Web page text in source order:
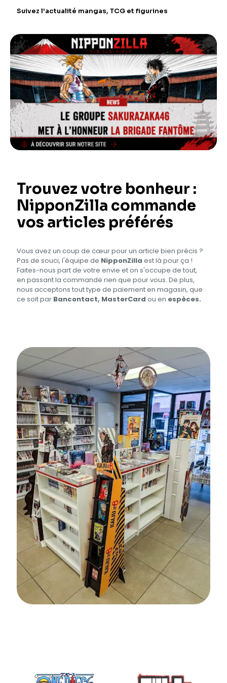
Suivez l'actualité mangas, TCG et figurines
Trouvez votre bonheur :
NipponZilla commande
vos articles préférés
Vous avez un coup de cœur pour un article bien précis ?
Pas de souci, l'équipe de NipponZilla est là pour ça !
Faites-nous part de votre envie et on s'occupe de tout,
en passant la commande rien que pour vous. De plus,
nous acceptons tout type de paiement en magasin, que
ce soit par Bancontact, MasterCard ou en espèces.